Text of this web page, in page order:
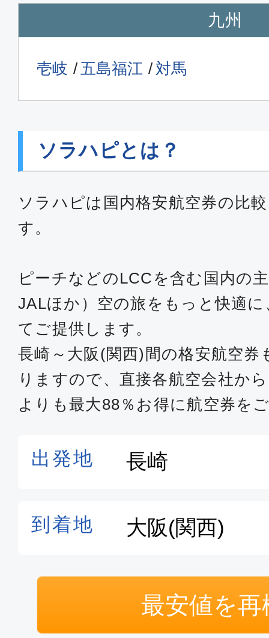
九州
壱岐 五島福江 対馬
ソラハピとは？
ソラハピは国内格安航空券の比
す。
ピーチなどのLCCを含む国内の
JALほか）空の旅をもっと快適
てご提供します。
長崎～大阪(関西)間の格安航空券
りますので、直接各航空会社か
よりも最大88％お得に航空券を
最安値を再